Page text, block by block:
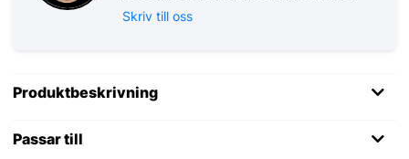
Skriv till oss
Produktbeskrivning
Passar till